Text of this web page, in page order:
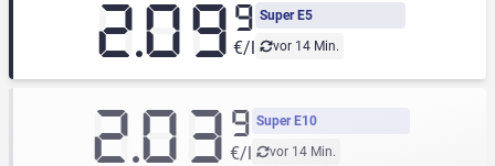
Super E5
vor 14 Min.
2.099
€/l
Super E10
vor 14 Min.
2.03 9
€/l